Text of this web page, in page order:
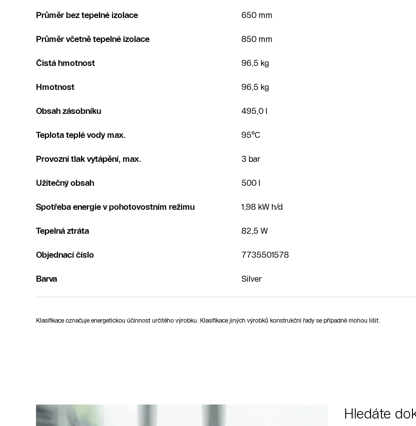
Průměr bez tepelné izolace 650 mm
Průměr včetně tepelné izolace 850 mm
Čistá hmotnost 96,5 kg
Hmotnost 96,5 kg
Obsah zásobníku 495,0 l
Teplota teplé vody max. 95°C
Provozní tlak vytápění, max. 3 bar
Užitečný obsah 500 l
Spotřeba energie v pohotovostním režimu 1,98 kW h/d
Tepelná ztráta 82,5 W
Objednací číslo 7735501578
Barva Silver
Klasifikace označuje energetickou účinnost určitého výrobku. Klasifikace jiných výrobků konstrukční řady se případně mohou lišit.
Hledáte